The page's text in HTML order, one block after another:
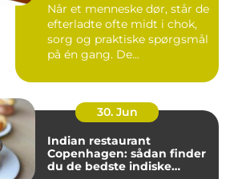
Når et menneske dør, står de
efterladte ofte midt i chok,
sorg og praktiske spørgsmål
på én gang. De...
30. Jun
Indian restaurant
Copenhagen: sådan finder
du de bedste indiske